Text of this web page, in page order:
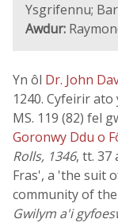
Ysgrifennu;
Awdur:
Yn ôl Dr. John
1240. Cyfeirir
MS. 119 (82) fel
Goronwy Ddu o
Rolls, 1346, tt. 37
Fras', a 'the suit
community of
Gwilym a'i